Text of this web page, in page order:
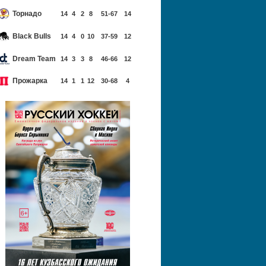
Торнадо 14 4 2 8 51-67 14
Black Bulls 14 4 0 10 37-59 12
Dream Team 14 3 3 8 46-66 12
Прожарка 14 1 1 12 30-68 4